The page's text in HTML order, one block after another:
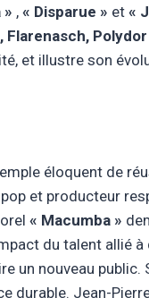
» , « Disparue » et «
Flarenasch,
et illustre son
éloquent de
et producteur
« Macumba »
du talent allié
un nouveau
durable. Jean-